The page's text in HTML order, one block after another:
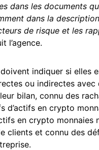
dans les documents
dans la
de risque et les
l’agence.
indiquer si elles
ou indirectes avec
bilan, connu des
d’actifs en crypto
en crypto monnaies
clients et connu des